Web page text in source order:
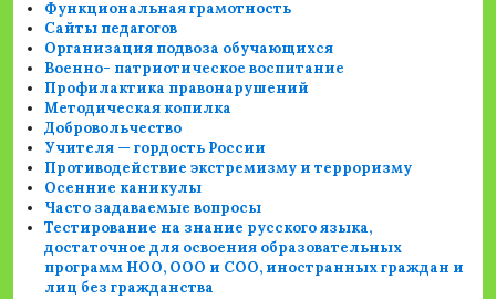
Функциональная грамотность
Сайты педагогов
Организация подвоза обучающихся
Военно- патриотическое воспитание
Профилактика правонарушений
Методическая копилка
Добровольчество
Учителя — гордость России
Противодействие экстремизму и терроризму
Осенние каникулы
Часто задаваемые вопросы
Тестирование на знание русского языка,
достаточное для освоения образовательных
программ НОО, ООО и СОО, иностранных граждан и
лиц без гражданства